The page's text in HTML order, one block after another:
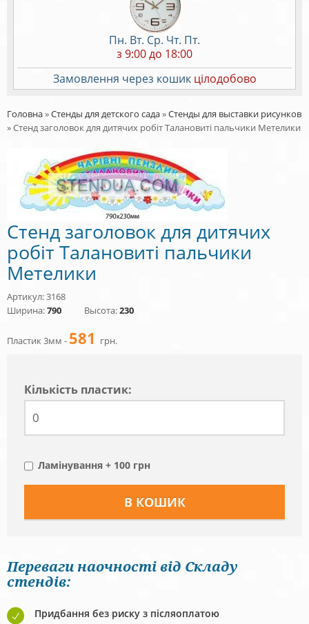
Пн. Вт. Ср. Чт. Пт.
з 9:00 до 18:00
Замовлення через кошик цілодобово
Головна»Стенды для детского сада»Стенды для выставки рисунков
»Стенд заголовок для дитячих робіт Талановиті пальчики Метелики
Стенд заголовок для дитячих
робіт Талановиті пальчики
Метелики
Артикул: 3168
Ширина:790 Высота:230
Пластик 3мм - 581 грн.
Кiлькiсть пластик:
Ламінування + 100 грн
Переваги наочності від Складу
стендів:
Придбання без риску з післяоплатою